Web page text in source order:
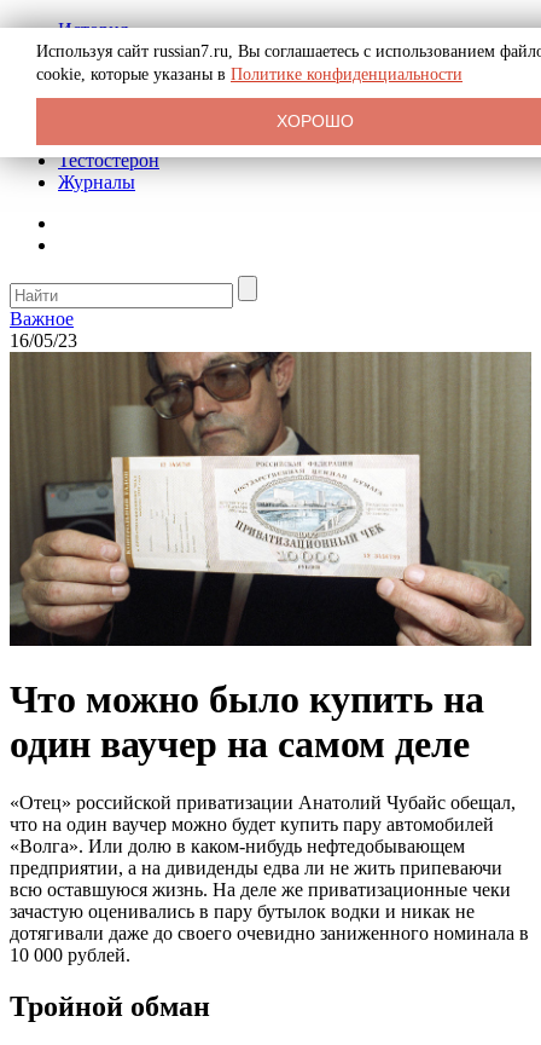
История
Биография
Криминал
Реклама на сайте
Тестостерон
Журналы
Важное
16/05/23
Что можно было купить на
один ваучер на самом деле
«Отец» российской приватизации Анатолий Чубайс обещал,
что на один ваучер можно будет купить пару автомобилей
«Волга». Или долю в каком-нибудь нефтедобывающем
предприятии, а на дивиденды едва ли не жить припеваючи
всю оставшуюся жизнь. На деле же приватизационные чеки
зачастую оценивались в пару бутылок водки и никак не
дотягивали даже до своего очевидно заниженного номинала в
10 000 рублей.
Тройной обман
Используя сайт russian7.ru, Вы соглашаетесь с использованием
cookie, которые указаны в Политике конфиденциальности
ХОРОШО